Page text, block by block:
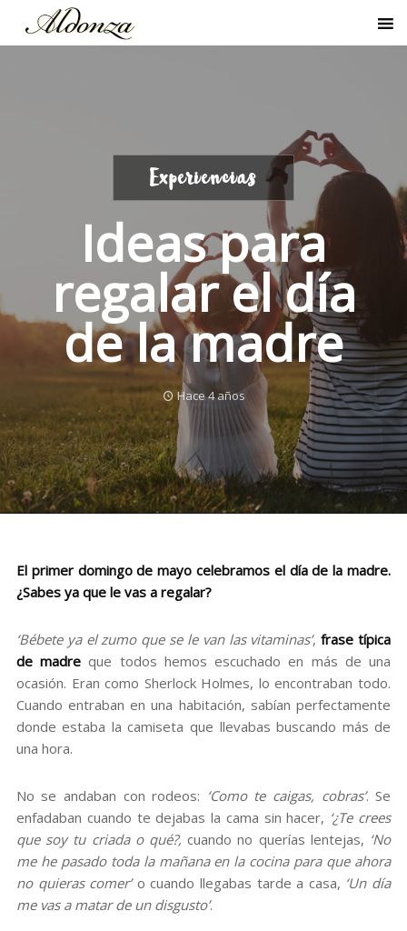
Experiencias
Ideas para
regalar el día
de la madre
Hace 4 años
El primer domingo de mayo celebramos el día de la madre.
¿Sabes ya que le vas a regalar?
‘Bébete ya el zumo que se le van las vitaminas’,frase típica
de madre que todos hemos escuchado en más de una
ocasión. Eran como Sherlock Holmes, lo encontraban todo.
Cuando entraban en una habitación, sabían perfectamente
donde estaba la camiseta que llevabas buscando más de
una hora.
No se andaban con rodeos: ‘Como te caigas, cobras’. Se
enfadaban cuando te dejabas la cama sin hacer, ‘¿Te crees
que soy tu criada o qué?,cuando no querías lentejas, ‘No
me he pasado toda la mañana en la cocina para que ahora
no quieras comer’o cuando llegabas tarde a casa, ‘Un día
me vas a matar de un disgusto’.